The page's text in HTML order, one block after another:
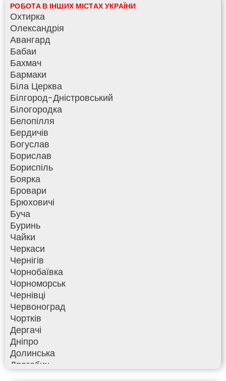
РОБОТА В ІНШИХ МІСТАХ УКРАЇНИ
Охтирка
Олександрія
Авангард
Бабаи
Бахмач
Бармаки
Біла Церква
Білгород-Дністровський
Білогородка
Белопілля
Бердичів
Богуслав
Борислав
Бориспіль
Боярка
Бровари
Брюховичі
Буча
Буринь
Чайки
Черкаси
Чернігів
Чорнобаївка
Чорноморськ
Чернівці
Червоноград
Чортків
Дергачі
Дніпро
Долинська
Дрогобич